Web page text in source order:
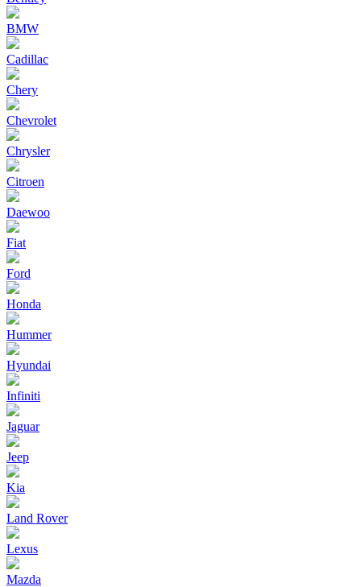
BMW
Cadillac
Chery
Chevrolet
Chrysler
Citroen
Daewoo
Fiat
Ford
Honda
Hummer
Hyundai
Infiniti
Jaguar
Jeep
Kia
Land Rover
Lexus
Mazda